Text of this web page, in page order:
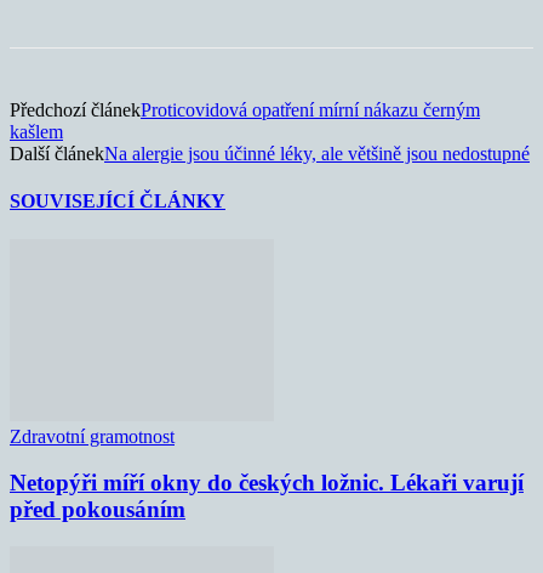
Předchozí článekProticovidová opatření mírní nákazu černým
kašlem
Další článekNa alergie jsou účinné léky, ale většině jsou nedostupné
SOUVISEJÍCÍ ČLÁNKY
Zdravotní gramotnost
Netopýři míří okny do českých ložnic. Lékaři varují
před pokousáním